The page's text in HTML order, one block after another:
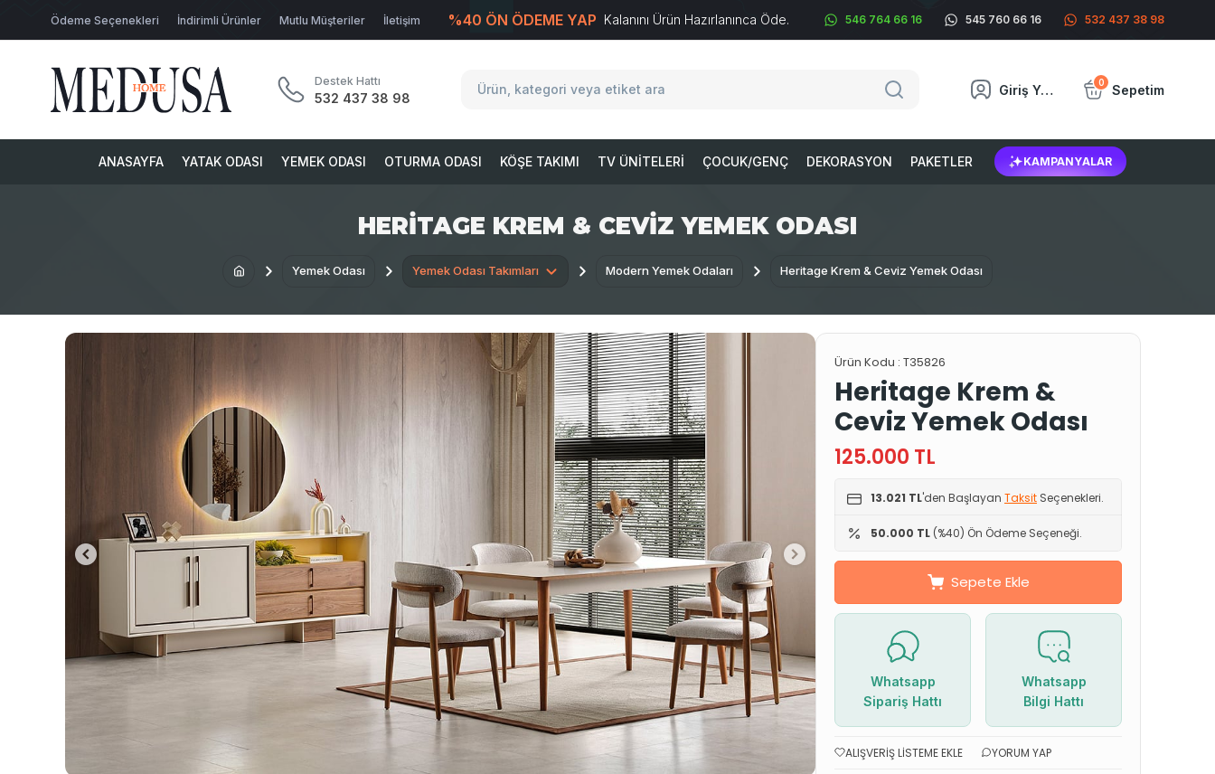
Ödeme Seçenekleri İndirimli Ürünler Mutlu Müşteriler İletişim %40 ÖN ÖDEME YAP Kalanını Ürün Hazırlanınca Öde. 546 764 66 16 545 760 66 16 532 437 38 98
Destek Hattı
532 437 38 98
Giriş Yap 0 Sepetim
ANASAYFA YATAK ODASI YEMEK ODASI OTURMA ODASI KÖŞE TAKIMI TV ÜNITELERI ÇOCUK/GENÇ DEKORASYON PAKETLER KAMPANYALAR
HERITAGE KREM & CEVIZ YEMEK ODASI
Yemek Odası Yemek Odası Takımları Modern Yemek Odaları Heritage Krem & Ceviz Yemek Odası
Ürün Kodu : T35826
Heritage Krem &
Ceviz Yemek Odası
125.000 TL
13.021 TL'den Başlayan Taksit Seçenekleri.
50.000 TL (%40) Ön Ödeme Seçeneği.
Sepete Ekle
Whatsapp
Sipariş Hattı
Whatsapp
Bilgi Hattı
ALIŞVERIŞ LISTEME EKLE
YORUM YAP
T-Soft E-TicaretSistemleriyle Hazırlanmıştır.